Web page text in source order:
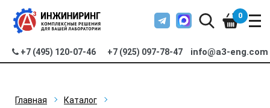
+7 (495) 120-07-46 +7 (925) 097-78-47 info@a3-eng.com
0
Главная
Каталог